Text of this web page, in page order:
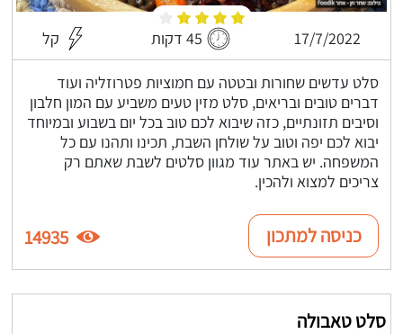
17/7/2022 45 דקות קל
סלט עדשים שחורות ובטטה עם חמוציות פטרוזליה ועוד
דברים טובים ובריאים, סלט מזין טעים משביע עם המון חלבון
וסיבים תזונתיים, כזה שיבוא לכם טוב בכל יום בשבוע ובמיוחד
יבוא לכם יפה וטוב על שולחן השבת, תכינו ותהנו עם כל
המשפחה. יש באתר עוד מגוון סלטים לשבת שאתם רק
צריכים למצוא ולהכין.
כניסה למתכון 14935
סלט טאבולה